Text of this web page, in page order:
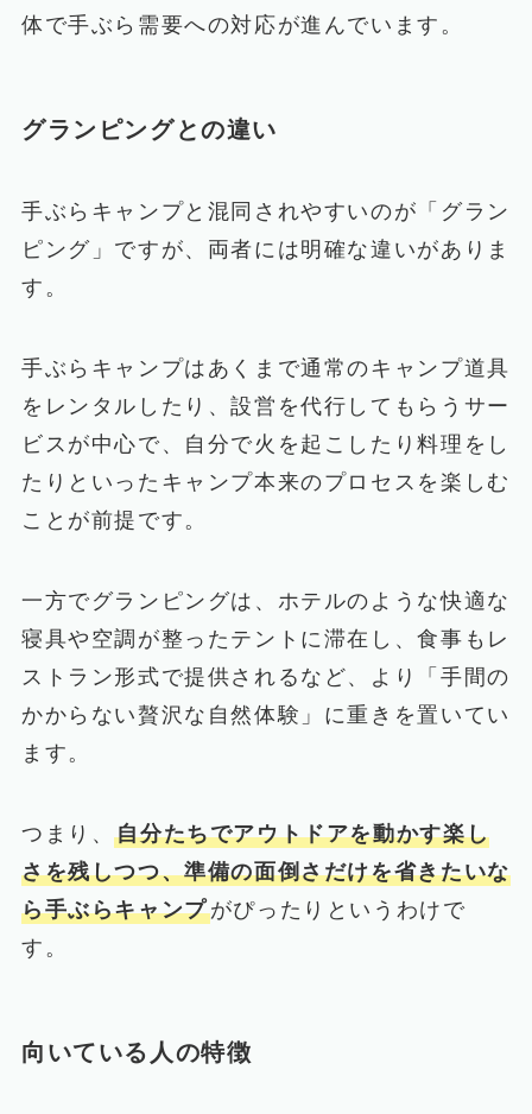
体で手ぶら需要への対応が進んでいます。
グランピングとの違い
手ぶらキャンプと混同されやすいのが「グラン
ピング」ですが、両者には明確な違いがありま
す。
手ぶらキャンプはあくまで通常のキャンプ道具
をレンタルしたり、設営を代行してもらうサー
ビスが中心で、自分で火を起こしたり料理をし
たりといったキャンプ本来のプロセスを楽しむ
ことが前提です。
一方でグランピングは、ホテルのような快適な
寝具や空調が整ったテントに滞在し、食事もレ
ストラン形式で提供されるなど、より「手間の
かからない贅沢な自然体験」に重きを置いてい
ます。
つまり、自分たちでアウトドアを動かす楽し
さを残しつつ、準備の面倒さだけを省きたいな
ら手ぶらキャンプがぴったりというわけで
す。
向いている人の特徴